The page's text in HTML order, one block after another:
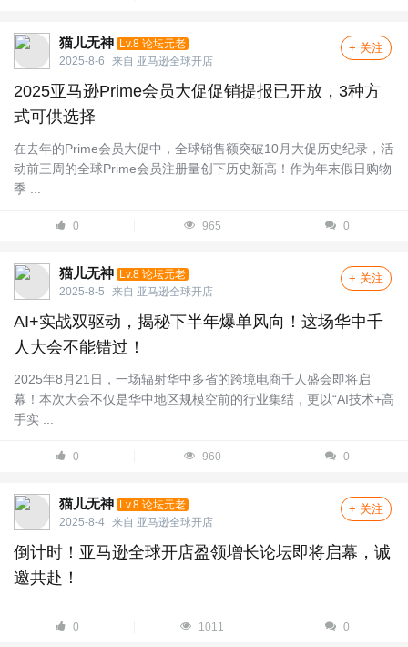
猫儿无神 Lv.8 论坛元老
2025-8-6
来自 亚马逊全球开店
+ 关注
2025亚马逊Prime会员大促促销提报已开放，3种方
式可供选择
在去年的Prime会员大促中，全球销售额突破10月大促历史纪录，活
动前三周的全球Prime会员注册量创下历史新高！作为年末假日购物
季 ...
0 965 0
猫儿无神 Lv.8 论坛元老
2025-8-5
来自 亚马逊全球开店
+ 关注
AI+实战双驱动，揭秘下半年爆单风向！这场华中千
人大会不能错过！
2025年8月21日，一场辐射华中多省的跨境电商千人盛会即将启
幕！本次大会不仅是华中地区规模空前的行业集结，更以“AI技术+高
手实 ...
0 960 0
猫儿无神 Lv.8 论坛元老
2025-8-4 来自 亚马逊全球开店
+ 关注
倒计时！亚马逊全球开店盈领增长论坛即将启幕，诚
邀共赴！
0 1011 0